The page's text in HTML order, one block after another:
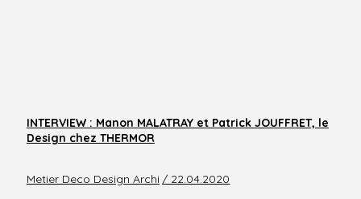
INTERVIEW : Manon MALATRAY et Patrick JOUFFRET, le
Design chez THERMOR
Metier Deco Design Archi / 22.04.2020